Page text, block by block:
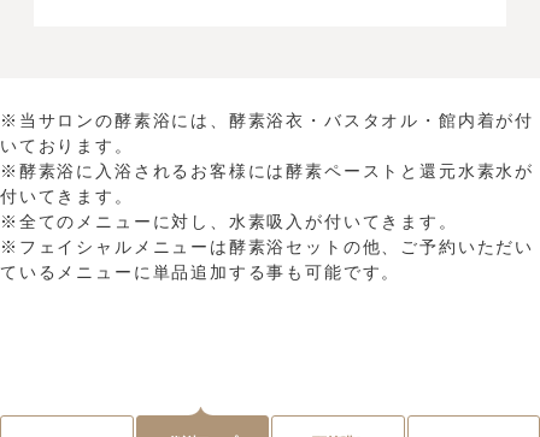
※当サロンの酵素浴には、酵素浴衣・バスタオル・館内着が付
いております。
※酵素浴に入浴されるお客様には酵素ペーストと還元水素水が
付いてきます。
※全てのメニューに対し、水素吸入が付いてきます。
※フェイシャルメニューは酵素浴セットの他、ご予約いただい
ているメニューに単品追加する事も可能です。